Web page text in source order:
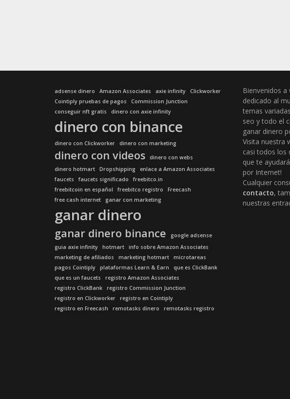
adsense dinero Amazon Associates axie infinity
Clickworker
Cointiply pruebas de pagos
Commission Junction
conseguir nft gratis
dinero con axie infinity
dinero con binance
dinero con Clickworker dinero con marketing
dinero con videos
dinero con webs
dinero hotmart
Dropshipping
enlace a Amazon Associates
faucets
faucets significado
freebitco.in
freebitcoin en español
freebitco registro
Freecash
free cash internet
ganar con marketing
ganar dinero
ganar dinero binance
google adsense
guia axie infinity
hotmart
info sobre Amazon Associates
marketing de afiliados
marketing hotmart
microtareas
pagos Cointiply
plataformas Learn & Earn
que es ClickBank
que es un faucets
registro Amazon Associates
registro ClickBank
registro Commission Junction
registro en Clickworker
registro en Cointiply
registro en Freecash
remotasks dinero remotasks registro
Bienvenidos
dedicado al
temas
seo y todo el
ganar dinero
Visita nuestra
casi todos los
que te
por Internet!
Cualquier
contacto,
nuestras